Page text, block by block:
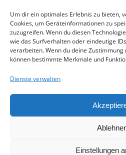
Um dir ein optimales Erlebnis zu bieten,
Cookies, um Geräteinformationen zu
zuzugreifen. Wenn du diesen
wie das Surfverhalten oder eindeutige
verarbeiten. Wenn du deine
können bestimmte Merkmale und
Dienste verwalten
Einstellungen